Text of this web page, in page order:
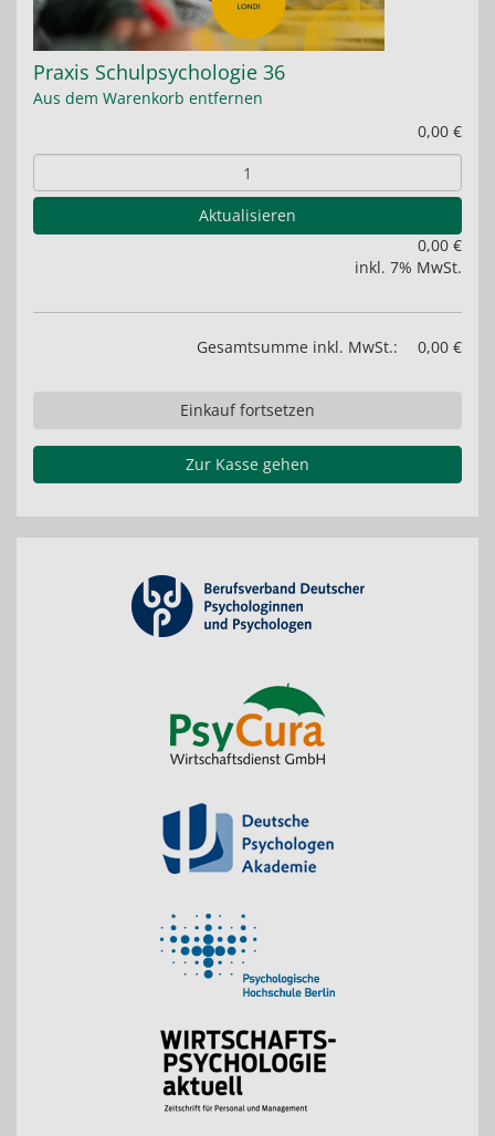
Praxis Schulpsychologie 36
Aus dem Warenkorb entfernen
0,00 €
Aktualisieren
0,00 €
inkl. 7% MwSt.
Gesamtsumme inkl. MwSt.: 0,00 €
Einkauf fortsetzen
Zur Kasse gehen